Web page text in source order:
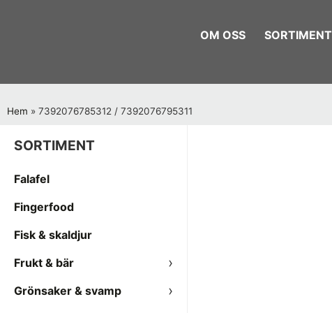
OM OSS SORTIMENT
Hem » 7392076785312 / 7392076795311
SORTIMENT
Falafel
Fingerfood
Fisk & skaldjur
Frukt & bär
Grönsaker & svamp